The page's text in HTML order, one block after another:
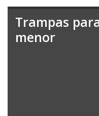
Trampas
menor